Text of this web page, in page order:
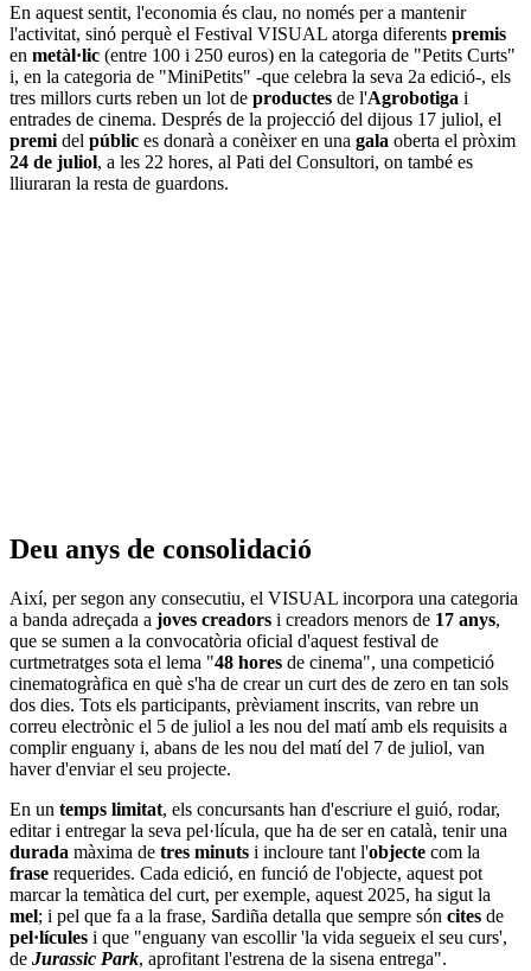
En aquest sentit, l'economia és clau, no només per a mantenir
l'activitat, sinó perquè el Festival VISUAL atorga diferents premis
en metàl·lic (entre 100 i 250 euros) en la categoria de "Petits Curts"
i, en la categoria de "MiniPetits" -que celebra la seva 2a edició-, els
tres millors curts reben un lot de productes de l'Agrobotiga i
entrades de cinema. Després de la projecció del dijous 17 juliol, el
premi del públic es donarà a conèixer en una gala oberta el pròxim
24 de juliol, a les 22 hores, al Pati del Consultori, on també es
lliuraran la resta de guardons.
Deu anys de consolidació
Així, per segon any consecutiu, el VISUAL incorpora una categoria
a banda adreçada a joves creadors i creadors menors de 17 anys,
que se sumen a la convocatòria oficial d'aquest festival de
curtmetratges sota el lema "48 hores de cinema", una competició
cinematogràfica en què s'ha de crear un curt des de zero en tan sols
dos dies. Tots els participants, prèviament inscrits, van rebre un
correu electrònic el 5 de juliol a les nou del matí amb els requisits a
complir enguany i, abans de les nou del matí del 7 de juliol, van
haver d'enviar el seu projecte.
En un temps limitat, els concursants han d'escriure el guió, rodar,
editar i entregar la seva pel·lícula, que ha de ser en català, tenir una
durada màxima de tres minuts i incloure tant l'objecte com la
frase requerides. Cada edició, en funció de l'objecte, aquest pot
marcar la temàtica del curt, per exemple, aquest 2025, ha sigut la
mel; i pel que fa a la frase, Sardiña detalla que sempre són cites de
pel·lícules i que "enguany van escollir 'la vida segueix el seu curs',
de Jurassic Park, aprofitant l'estrena de la sisena entrega".